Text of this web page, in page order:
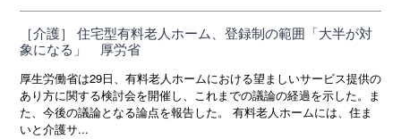
［介護］ 住宅型有料老人ホーム、登録制の範囲「大半が対
象になる」 厚労省
厚生労働省は29日、有料老人ホームにおける望ましいサービス提供の
あり方に関する検討会を開催し、これまでの議論の経過を示した。ま
た、今後の議論となる論点を報告した。 有料老人ホームには、住ま
いと介護サ...